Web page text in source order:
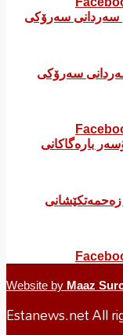
سەرۆکی
زەحمەتکێشانی
Website by Maaz
Estanews.net All